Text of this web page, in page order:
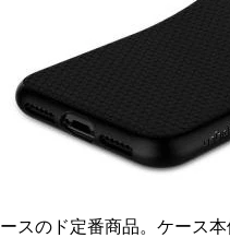
ースのド定番商品。ケース